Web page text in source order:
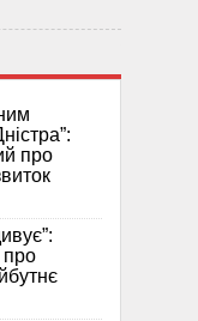
про
про